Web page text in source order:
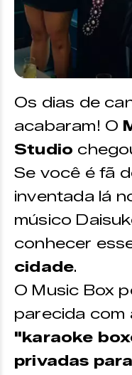
Os dias de
acabaram! O
Studio
Se você é fã
inventada lá
músico
conhecer
cidade.
O Music Box
parecida com
"karaoke
privadas